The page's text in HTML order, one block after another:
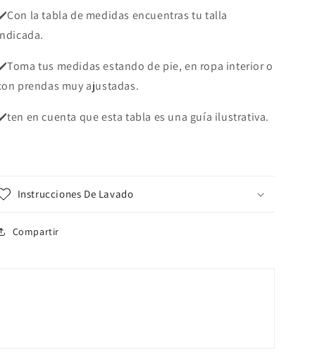
la tabla de medidas encuentras tu talla
tus medidas estando de pie, en ropa interior o
prendas muy ajustadas.
en cuenta que esta tabla es una guía ilustrativa.
Instrucciones De Lavado
Compartir